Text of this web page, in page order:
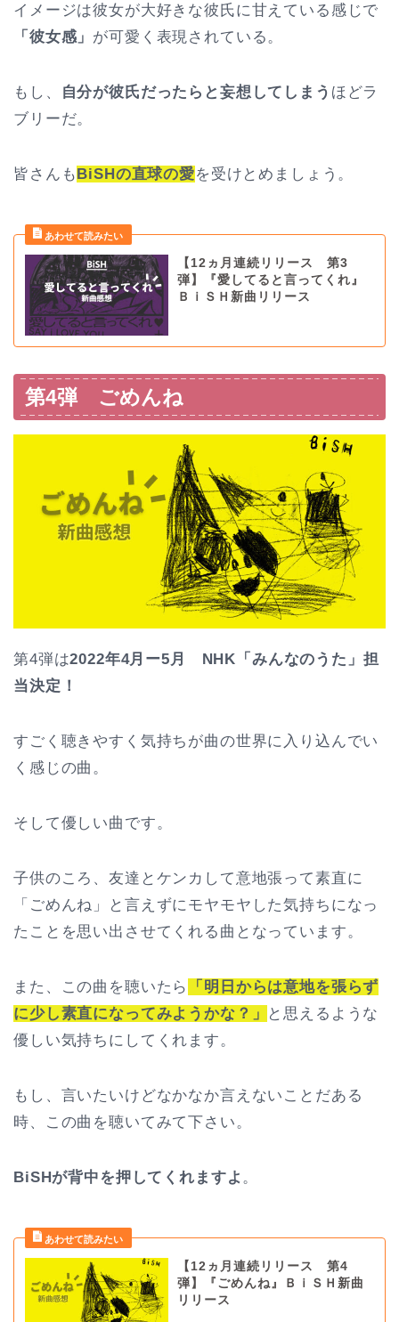
イメージは彼女が大好きな彼氏に甘えている感じで
「彼女感」 が可愛く表現されている。
もし、 自分が彼氏だったらと妄想してしまう ほどラ
ブリーだ。
皆さんもBiSHの直球の愛を受けとめましょう。
【12ヵ月連続リリース 第3
弾】『愛してると言ってくれ』
ＢｉＳＨ新曲リリース
第4弾 ごめんね
第4弾は2022年4月ー5月 NHK「みんなのうた」担
当決定！
すごく聴きやすく気持ちが曲の世界に入り込んでい
く感じの曲。
そして優しい曲です。
子供のころ、友達とケンカして意地張って素直に
「ごめんね」と言えずにモヤモヤした気持ちになっ
たことを思い出させてくれる曲となっています。
また、この曲を聴いたら
「明日からは意地を張らず
に少し素直になってみようかな？」
と思えるような
優しい気持ちにしてくれます。
もし、言いたいけどなかなか言えないことだある
時、この曲を聴いてみて下さい。
BiSHが背中を押してくれますよ。
【12ヵ月連続リリース 第4
弾】『ごめんね』ＢｉＳＨ新曲
リリース